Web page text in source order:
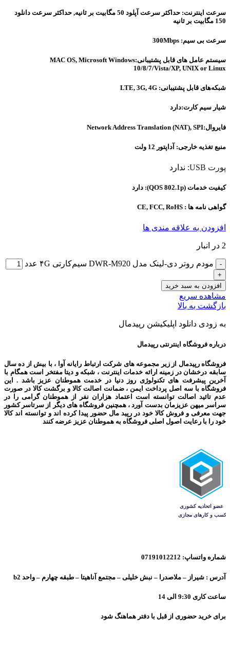
سرعت اینترنت: حداکثر سرعت آپلود 50 مگابیت بر ثانیه, حداکثر سرعت دانلود
150 مگابیت بر ثانیه
سرعت بی سیم: 300Mbps
سیستم عامل های قابل پشتیبانی:MAC OS, Microsoft Windows
10/8/7/Vista/XP, UNIX or Linux
شبکه‌های قابل پشتیبانی: LTE, 3G, 4G
شیار سیم کارت:دارد
فایروال:Network Address Translation (NAT), SPI
منبع تغذیه خارجی: آداپتور 12 ولت
پورت USB: ندارد
کیفیت خدمات (QOS 802.1p): دارد
گواهی نامه ها : CE, FCC, RoHS
افزودن به علاقه مندی ها
2 در انبار
مودم روتر دی-لینک مدل DWR-M920 سیم‌کارتی ۴G عدد
افزودن به سبد خرید
مشاهده سریع
بازگشت به بالا
به زودی دانلود اپلیکیشن رپیدمال
درباره فروشگاه اینترنتی رپیدمال
فروشگاه رپیدمال از زیر مجموعه های شرکت ارتباط رایانه آوا ، با بیش از ده سال
سابقه درخشان در زمینه ارائه خدمات اینترنت ، شبکه و دیتا مفتخر است همگام با
آخرین پیشرفت های تکنولوژی روز دنیا در خدمت هموطنان عزیز باشد . این
فروشگاه با سه اصل پرداخت ایمن ، ضمانت اصالت کالا و برگشت کالا در صورت
عدم تائید اصالت توانسته است اعتماد هزاران نفر از هموطنان گرامی را در
سراسر میهن عزیزمان بدست آورد ، همچنین فروشگاه های دیگر از سرتاسر کشور
جهت معرفی و فروش کالا خود در رپید مال حضور پیدا کرده اند و توانسته اند کالا
خود را با رعایت اصول اصلی فروشگاه به هموطنان عزیز عرضه کنند
شماره واتساپ: 07191012212
آدرس : شیراز – ملاصدرا – نبش خلیلی – مجتمع آناهیتا – طبقه چهارم – واحد b2
ساعت کاری 9:30 الی 14
برای خرید حضوری از قبل با دفتر هماهنگ شود